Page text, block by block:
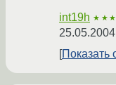
int19h
Показать